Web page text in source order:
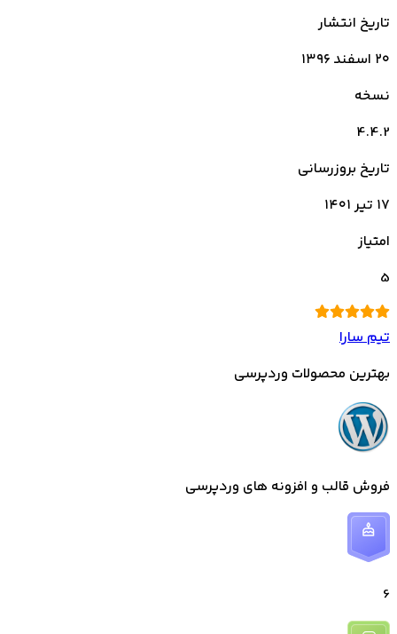
تاریخ انتشار
۲۰ اسفند ۱۳۹۶
نسخه
4.4.2
تاریخ بروزرسانی
۱۷ تیر ۱۴۰۱
امتیاز
5
تیم سارا
بهترین محصولات وردپرسی
فروش قالب و افزونه های وردپرسی
6